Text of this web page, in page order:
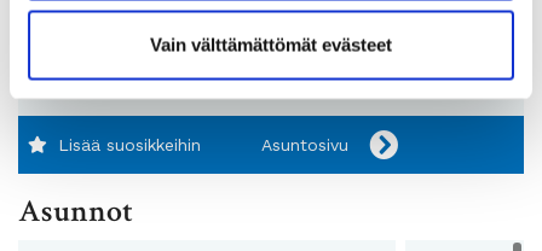
Vain välttämättömät evästeet
2
Lisää suosikkeihin Asuntosivu
Asunnot